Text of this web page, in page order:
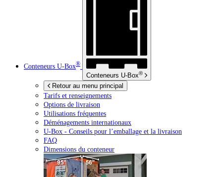
Conteneurs U-Box®
Conteneurs U-Box®
Retour au menu principal
Tarifs et renseignements
Options de livraison
Utilisations fréquentes
Déménagements internationaux
U-Box - Conseils pour l’emballage et la livraison
FAQ
Dimensions du conteneur